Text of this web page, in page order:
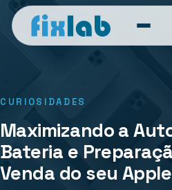
CURIOSIDADES
Maximizando a
Bateria e
Venda do seu